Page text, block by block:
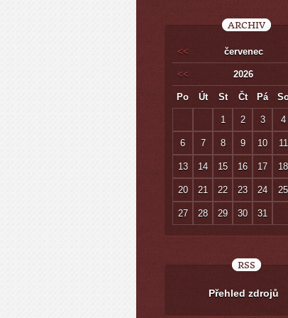
ARCHIV
<< červenec
<< 2026
Po Út St Čt Pá
1 2 3 4
6 7 8 9 10 11
13 14 15 16 17 18
20 21 22 23 24 25
27 28 29 30 31
RSS
Přehled zdrojů